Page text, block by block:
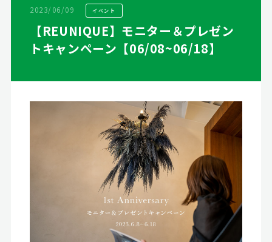
2023/06/09 イベント
【REUNIQUE】モニター＆プレゼン
トキャンペーン【06/08~06/18】